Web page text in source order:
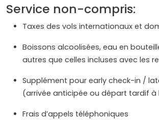
Service non-compris:
Taxes des vols internationaux et
Boissons alcoolisées, eau en
autres que celles incluses avec les
Supplément pour early check-in /
(arrivée anticipée ou départ tardif à
Frais d’appels téléphoniques